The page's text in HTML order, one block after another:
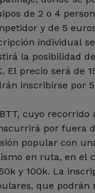
de 2 o 4
y de 5
individual
la posibilidad
El precio será de
inscribirse por
cuyo
por fuera
popular con
en ruta, en el
y 100k. La
que podrán